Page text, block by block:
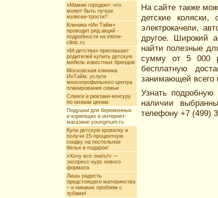
«Мамин городок»: что
может быть лучше
коляски-трости?
Клиника «Ин Тайм»
проводит ряд акций -
подробности на intime-
clinic.ru
«М-детства» приглашает
родителей купить детскую
мебель известных брендов
Московская клиника
ИнТайм: услуги
многопрофильного центра
планирования семьи
Слинги и рюкзаки-кенгуру
по низким ценам
Подушки для беременных
и кормящих в интернет-
магазине youngmum.ru
Купи детскую кроватку и
получи 15-процентную
скидку на постельное
белье в подарок!
«Хочу все знать!» —
экспресс-курс нового
формата
Лишь радость
предстоящего материнства
– и никаких проблем с
зубами!
На сайте также
детские
электрокачели,
другое. Широкий
найти полезные
сумму от 5 000
бесплатную
занимающей всего
Узнать
наличии
телефону +7 (499)